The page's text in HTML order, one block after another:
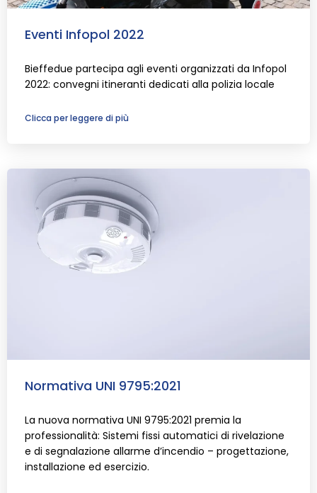
Eventi Infopol 2022
Bieffedue partecipa agli eventi organizzati da Infopol
2022: convegni itineranti dedicati alla polizia locale
Clicca per leggere di più
Normativa UNI 9795:2021
La nuova normativa UNI 9795:2021 premia la
professionalità: Sistemi fissi automatici di rivelazione
e di segnalazione allarme d’incendio – progettazione,
installazione ed esercizio.